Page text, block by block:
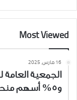
Most Viewed
16 مارس، 2025
و5% أسهم منحة